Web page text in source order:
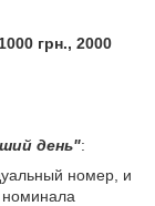
грн., 2000
день":
номер, и
номинала